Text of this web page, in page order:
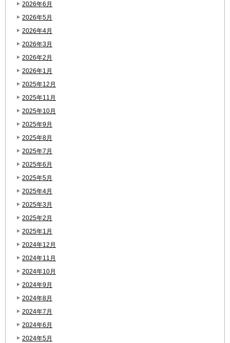
2026年6月
2026年5月
2026年4月
2026年3月
2026年2月
2026年1月
2025年12月
2025年11月
2025年10月
2025年9月
2025年8月
2025年7月
2025年6月
2025年5月
2025年4月
2025年3月
2025年2月
2025年1月
2024年12月
2024年11月
2024年10月
2024年9月
2024年8月
2024年7月
2024年6月
2024年5月